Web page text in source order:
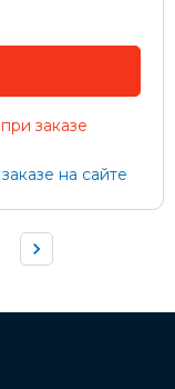
заказе
на сайте